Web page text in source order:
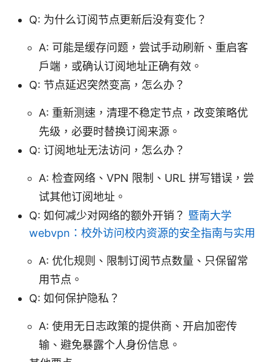
Q: 为什么订阅节点更新后没有变化？
A: 可能是缓存问题，尝试手动刷新、重启客
户端，或确认订阅地址正确有效。
Q: 节点延迟突然变高，怎么办？
A: 重新测速，清理不稳定节点，改变策略优
先级，必要时替换订阅来源。
Q: 订阅地址无法访问，怎么办？
A: 检查网络、VPN 限制、URL 拼写错误，尝
试其他订阅地址。
Q: 如何减少对网络的额外开销？ 暨南大学
webvpn：校外访问校内资源的安全指南与实用
A: 优化规则、限制订阅节点数量、只保留常
用节点。
Q: 如何保护隐私？
A: 使用无日志政策的提供商、开启加密传
输、避免暴露个人身份信息。